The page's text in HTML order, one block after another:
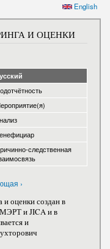
English
И ОЦЕНКИ
следственная
›
и оценки создан в
и JICA и в
и